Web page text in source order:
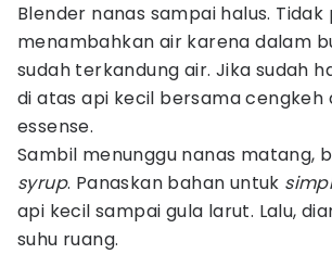
Blender nanas sampai halus. Tidak
menambahkan air karena dalam
sudah terkandung air. Jika sudah
di atas api kecil bersama cengkeh
essense.
Sambil menunggu nanas matang,
syrup. Panaskan bahan untuk
api kecil sampai gula larut. Lalu,
suhu ruang.